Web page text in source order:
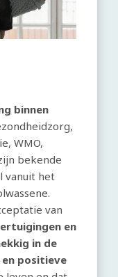
binnen
WMO,
bekende
vanuit het
van
en
in de
positieve